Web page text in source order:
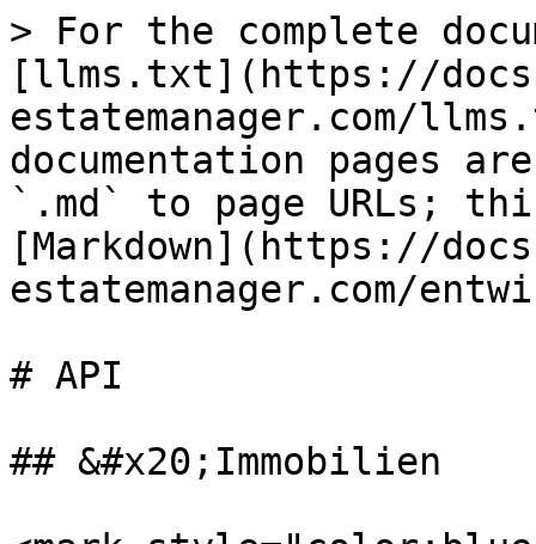
> For the complete
[llms.txt](https://
estatemanager.com/
documentation pages
`.md` to page URLs;
[Markdown](https://
estatemanager.com/
# API
## &#x20;Immobilien